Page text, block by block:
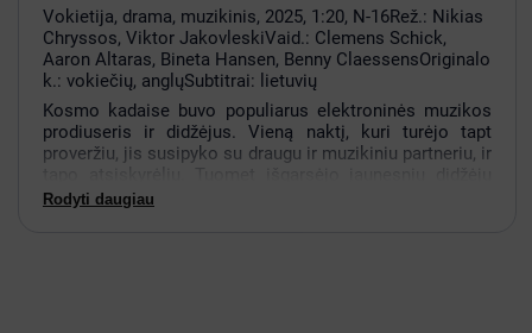
Vokietija, drama, muzikinis, 2025, 1:20, N-16Rež.: Nikias
Chryssos, Viktor JakovleskiVaid.: Clemens Schick,
Aaron Altaras, Bineta Hansen, Benny ClaessensOriginalo
k.: vokiečių, anglųSubtitrai: lietuvių
Kosmo kadaise buvo populiarus elektroninės muzikos
prodiuseris ir didžėjus. Vieną naktį, kuri turėjo tapt
proveržiu, jis susipyko su draugu ir muzikiniu partneriu, ir
karta. Prieš mesdamas muziką, Kosmo ryžtasi
Rodyti daugiau